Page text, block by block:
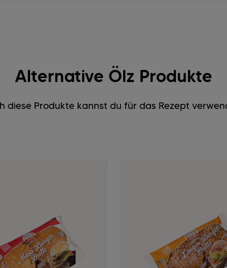
Alternative Ölz Produkte
diese Produkte kannst du für das Rezept